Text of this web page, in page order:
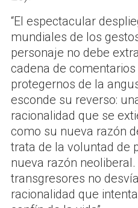
“El espectacular
mundiales de los
personaje no debe
cadena de
protegernos de la
esconde su reverso:
racionalidad que se
como su nueva razón
trata de la voluntad de
nueva razón
transgresores no
racionalidad que